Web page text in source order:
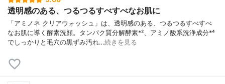
透明感のある、つるつるすべすべなお肌に
「アミノネ クリアウォッシュ」は、透明感のある、つるつるすべすべ
なお肌に導く酵素洗顔。タンパク質分解酵素*²、アミノ酸系洗浄成分*⁴
でしっかりと毛穴の黒ずみ汚れ…続きを見る